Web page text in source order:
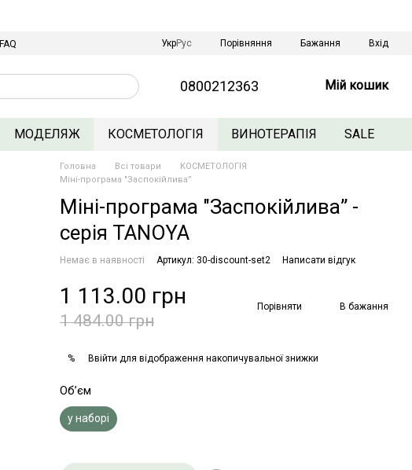
FAQ
УкрРус Порівняння Бажання Вхід
0800212363 Мій кошик
МОДЕЛЯЖ КОСМЕТОЛОГІЯ ВИНОТЕРАПІЯ SALE
Головна Всі товари
КОСМЕТОЛОГІЯ
Міні-програма "Заспокійлива”
Міні-програма "Заспокійлива” -
серія TANOYA
Немає в наявності Артикул: 30-discount-set2 Написати відгук
1 113.00 грн
1 484.00 грн
Порівняти В бажання
% Ввійти для відображення накопичувальної знижки
Об’єм
у наборі